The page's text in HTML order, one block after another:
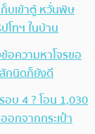
บเข้าตู้ หวั่นพิษ
โทฯ ในบ้าน
อความหาโจรขอ
กนิดก็ยังดี
อบ 4 ? โอน 1,030
อกจากกระเป๋า